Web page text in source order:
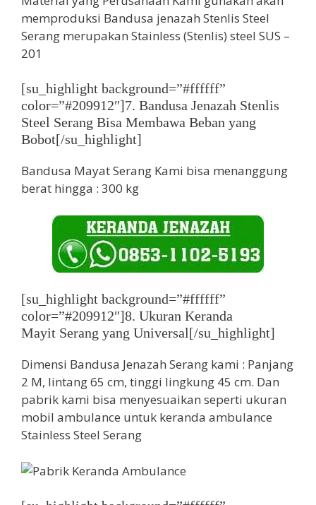
memproduksi Bandusa jenazah Stenlis Steel
Serang merupakan Stainless (Stenlis) steel SUS –
201
[su_highlight background=”#ffffff”
color=”#209912″]7. Bandusa Jenazah Stenlis
Steel Serang Bisa Membawa Beban yang
Bobot[/su_highlight]
Bandusa Mayat Serang Kami bisa menanggung
berat hingga : 300 kg
[su_highlight background=”#ffffff”
color=”#209912″]8. Ukuran Keranda
Mayit Serang yang Universal[/su_highlight]
Dimensi Bandusa Jenazah Serang kami : Panjang
2 M, lintang 65 cm, tinggi lingkung 45 cm. Dan
pabrik kami bisa menyesuaikan seperti ukuran
mobil ambulance untuk keranda ambulance
Stainless Steel Serang